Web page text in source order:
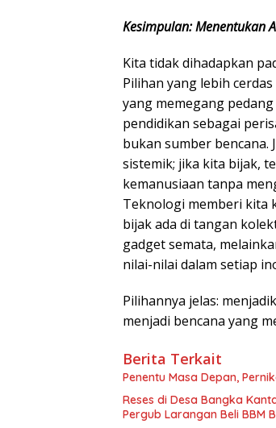
Kesimpulan: Menentukan
​Kita tidak dihadapkan
Pilihan yang lebih
yang memegang
pendidikan sebagai
bukan sumber
sistemik; jika kita bijak,
kemanusiaan tanpa
​Teknologi memberi kita
bijak ada di tangan
gadget semata,
nilai-nilai dalam setiap
Pilihannya jelas:
menjadi bencana yang
Berita Terkait
Penentu Masa Depan,
Reses di Desa Bangka
Pergub Larangan Beli BBM